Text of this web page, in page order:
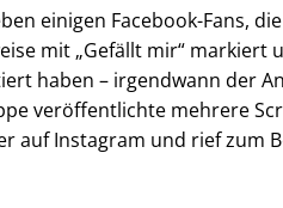
einigen Facebook-Fans,
mit „Gefällt mir“ markiert
haben – irgendwann der
veröffentlichte mehrere
auf Instagram und rief zum